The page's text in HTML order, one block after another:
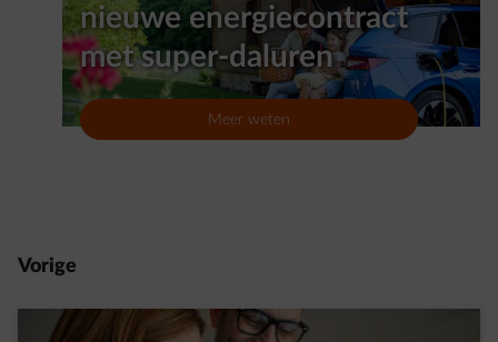
nieuwe energiecontract
met super-daluren
Meer weten
Vorige